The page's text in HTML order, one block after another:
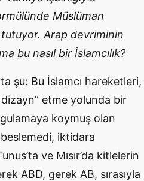
Müslüman
Arap devriminin
bu nasıl bir İslamcılık?
şu: Bu İslamcı hareketleri,
dizayn” etme yolunda bir
koymuş olan
iktidara
ve Mısır’da kitlelerin
ABD, gerek AB, sırasıyla